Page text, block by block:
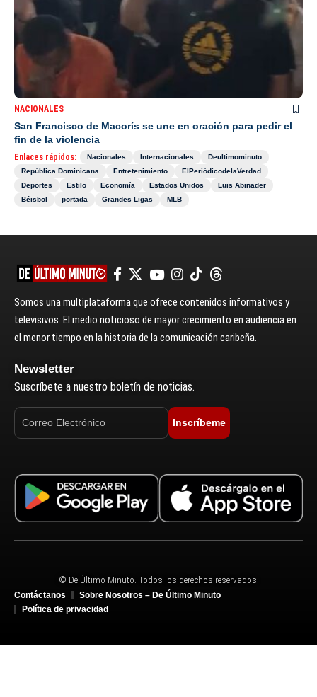
NACIONALES
San Francisco de Macorís se une en oración para pedir el
fin de la violencia
Enlaces rápidos: Nacionales Internacionales
Deultimominuto
República Dominicana
Entretenimiento
ElPeriódicodelaVerdad
Deportes
Estilo Economía Estados Unidos
Luis Abinader
Béisbol
portada Grandes Ligas MLB
Somos una multiplataforma que ofrece contenidos informativos y
televisivos. El medio noticioso de mayor crecimiento en audiencia en
el menor tiempo en la historia de la comunicación caribeña.
Newsletter
Suscríbete a nuestro boletín de noticias.
Inscríbeme
© De Último Minuto. Todos los derechos reservados.
Contáctanos
Sobre Nosotros – De Último Minuto
Política de privacidad